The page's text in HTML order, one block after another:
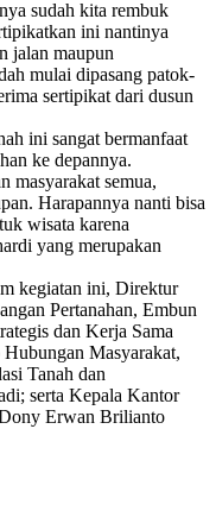
sudah kita rembuk
ini nantinya
jalan maupun
mulai dipasang patok-
sertipikat dari dusun
ini sangat bermanfaat
ke depannya.
masyarakat semua,
Harapannya nanti bisa
wisata karena
yang merupakan
kegiatan ini, Direktur
Pertanahan, Embun
dan Kerja Sama
Masyarakat,
Tanah dan
serta Kepala Kantor
Erwan Brilianto